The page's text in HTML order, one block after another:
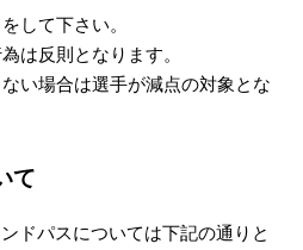
して下さい。
は反則となります。
い場合は選手が減点の対象とな
て
ドパスについては下記の通りと